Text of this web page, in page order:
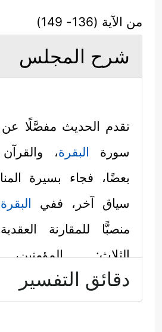
من الآية (136- 149)
شرح المجلس
تقدم الحديث مفصَّلًا عن
سورة البقرة،
بعضًا، فجاء بسيرة
سياق آخر، ففي البقرة
منصبًّا للمقارنة
الثلاث: المؤمنين،
والمنافقين، أما هنا
مركَّزًا في بيان موقف
دقائق التفسير